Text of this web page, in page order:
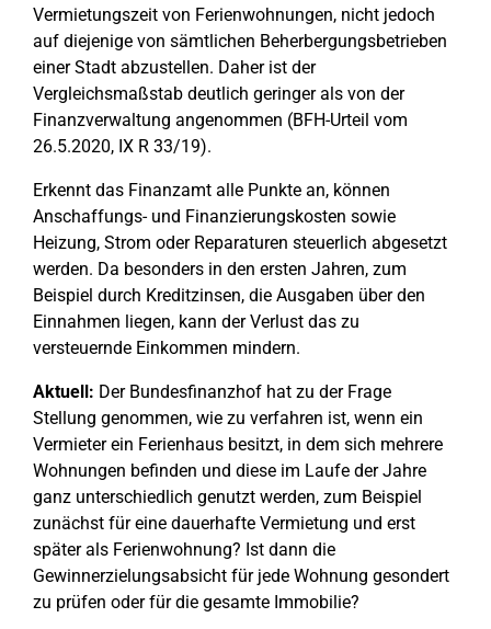
Vermietungszeit von Ferienwohnungen, nicht jedoch
auf diejenige von sämtlichen Beherbergungsbetrieben
einer Stadt abzustellen. Daher ist der
Vergleichsmaßstab deutlich geringer als von der
Finanzverwaltung angenommen (BFH-Urteil vom
26.5.2020, IX R 33/19).
Erkennt das Finanzamt alle Punkte an, können
Anschaffungs- und Finanzierungskosten sowie
Heizung, Strom oder Reparaturen steuerlich abgesetzt
werden. Da besonders in den ersten Jahren, zum
Beispiel durch Kreditzinsen, die Ausgaben über den
Einnahmen liegen, kann der Verlust das zu
versteuernde Einkommen mindern.
Aktuell: Der Bundesfinanzhof hat zu der Frage
Stellung genommen, wie zu verfahren ist, wenn ein
Vermieter ein Ferienhaus besitzt, in dem sich mehrere
Wohnungen befinden und diese im Laufe der Jahre
ganz unterschiedlich genutzt werden, zum Beispiel
zunächst für eine dauerhafte Vermietung und erst
später als Ferienwohnung? Ist dann die
Gewinnerzielungsabsicht für jede Wohnung gesondert
zu prüfen oder für die gesamte Immobilie?